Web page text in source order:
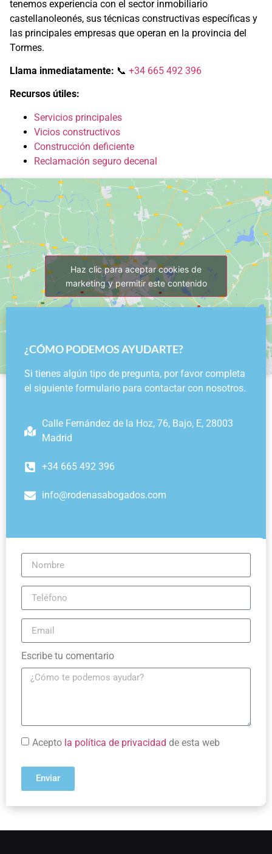
tenemos experiencia con el sector inmobiliario
castellanoleonés, sus técnicas constructivas específicas y
las principales empresas que operan en la provincia del
Tormes.
Llama inmediatamente: 📞 +34 665 492 396
Recursos útiles:
Servicios principales
Vicios constructivos
Construcción deficiente
Reclamación seguro decenal
Haz clic para aceptar cookies de
marketing y permitir este contenido
¿CÓMO PODEMOS AYUDARTE?
Si tienes algún tipo de pregunta, por favor completa
el siguiente formulario para contactar con nosotros.
Calle Fernández de la Hoz, 76, Bajo, E, 28003
Madrid
+34 665 492 396
info@rodenasabogados.com
Escribe tu comentario
Acepto la política de privacidad de esta web
Enviar